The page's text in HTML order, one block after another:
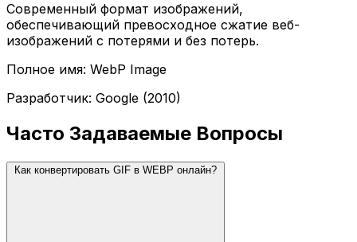
Современный формат изображений,
обеспечивающий превосходное сжатие веб-
изображений с потерями и без потерь.
Полное имя: WebP Image
Разработчик: Google (2010)
Часто Задаваемые Вопросы
Как конвертировать GIF в WEBP онлайн?